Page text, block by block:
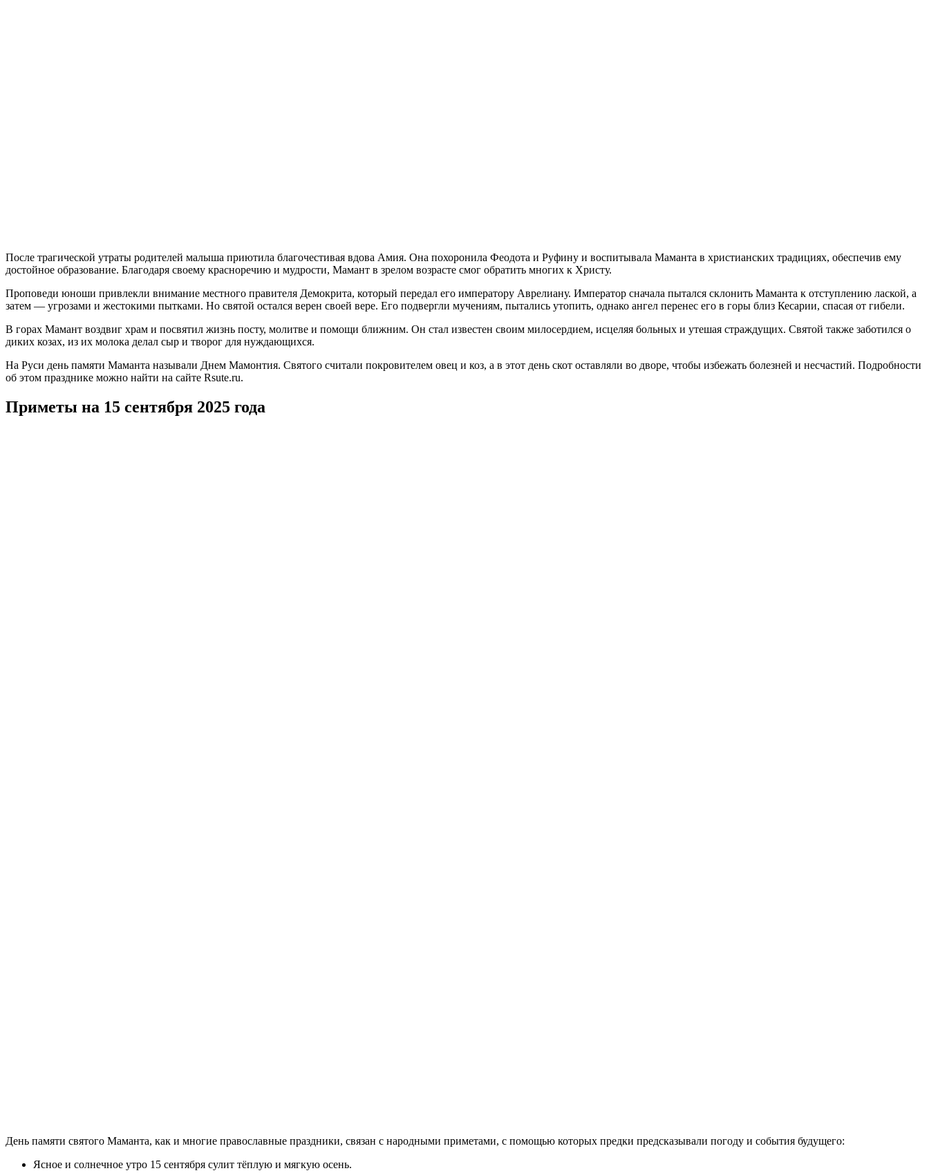
После трагической утраты родителей малыша приютила благочестивая вдова Амия. Она похоронила Феодота и Руфину и воспитывала Маманта в христианских традициях, обеспечив ему
достойное образование. Благодаря своему красноречию и мудрости, Мамант в зрелом возрасте смог обратить многих к Христу.
Проповеди юноши привлекли внимание местного правителя Демокрита, который передал его императору Аврелиану. Император сначала пытался склонить Маманта к отступлению лаской, а
затем — угрозами и жестокими пытками. Но святой остался верен своей вере. Его подвергли мучениям, пытались утопить, однако ангел перенес его в горы близ Кесарии, спасая от гибели.
В горах Мамант воздвиг храм и посвятил жизнь посту, молитве и помощи ближним. Он стал известен своим милосердием, исцеляя больных и утешая страждущих. Святой также заботился о
диких козах, из их молока делал сыр и творог для нуждающихся.
На Руси день памяти Маманта называли Днем Мамонтия. Святого считали покровителем овец и коз, а в этот день скот оставляли во дворе, чтобы избежать болезней и несчастий. Подробности
об этом празднике можно найти на сайте Rsute.ru.
Приметы на 15 сентября 2025 года
День памяти святого Маманта, как и многие православные праздники, связан с народными приметами, с помощью которых предки предсказывали погоду и события будущего:
Ясное и солнечное утро 15 сентября сулит тёплую и мягкую осень.